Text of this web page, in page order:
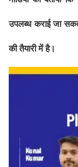
उपलब्ध कराई जा
की तैयारी में है।